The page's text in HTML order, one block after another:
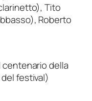
Tito
Roberto
centenario della
festival)